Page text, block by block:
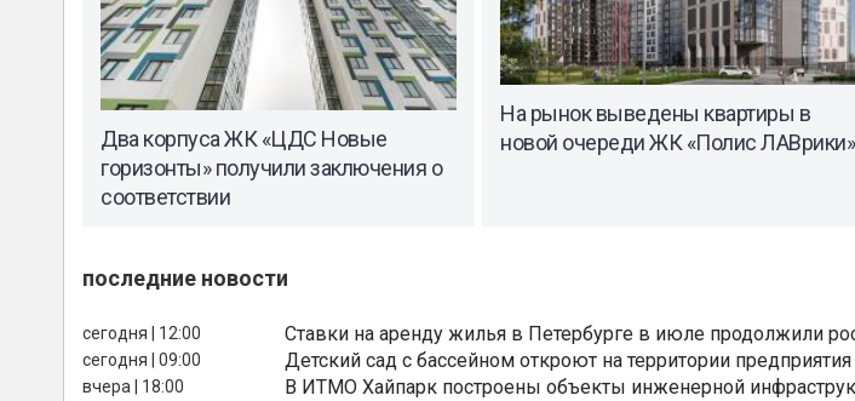
Два корпуса ЖК «ЦДС Новые
горизонты» получили заключения о
соответствии
На рынок выведены квартиры в
новой очереди ЖК «Полис ЛАВрики»
последние новости
сегодня | 12:00 Ставки на аренду жилья в Петербурге в июле продолжили
сегодня | 09:00 Детский сад с бассейном откроют на территории
вчера | 18:00 В ИТМО Хайпарк построены объекты инженерной